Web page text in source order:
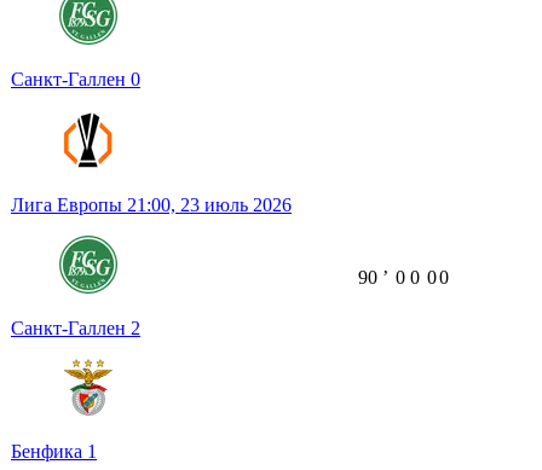
Санкт-Галлен 0
Лига Европы 21:00, 23 июль 2026
Санкт-Галлен 2
Бенфика 1
90 ʼ 0 0 00